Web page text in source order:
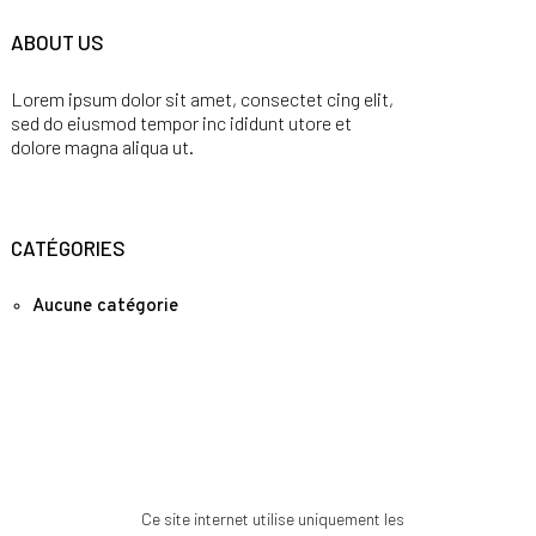
Ce site internet utilise uniquement les
ABOUT US
Lorem ipsum dolor sit amet, consectet cing elit,
sed do eiusmod tempor inc ididunt utore et
dolore magna aliqua ut.
CATÉGORIES
Aucune catégorie